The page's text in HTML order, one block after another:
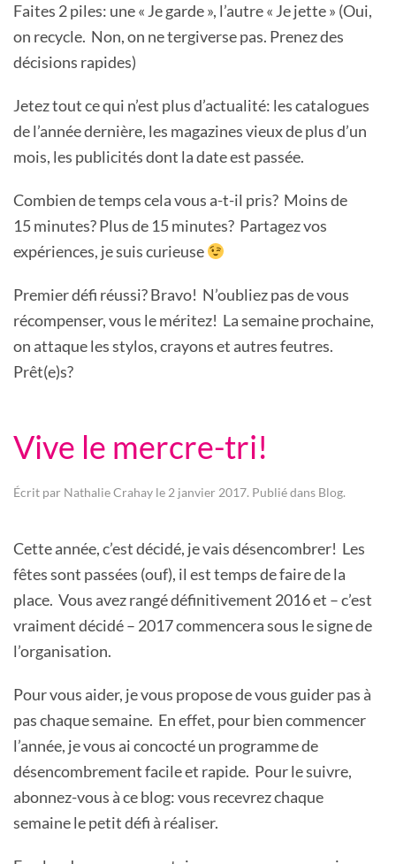
Faites 2 piles: une « Je garde », l’autre « Je jette » (Oui,
on recycle. Non, on ne tergiverse pas. Prenez des
décisions rapides)
Jetez tout ce qui n’est plus d’actualité: les catalogues
de l’année dernière, les magazines vieux de plus d’un
mois, les publicités dont la date est passée.
Combien de temps cela vous a-t-il pris? Moins de
15 minutes? Plus de 15 minutes? Partagez vos
expériences, je suis curieuse
Premier défi réussi? Bravo! N’oubliez pas de vous
récompenser, vous le méritez! La semaine prochaine,
on attaque les stylos, crayons et autres feutres.
Prêt(e)s?
Vive le mercre-tri!
Écrit par Nathalie Crahay le 2 janvier 2017. Publié dans Blog.
Cette année, c’est décidé, je vais désencombrer! Les
fêtes sont passées (ouf), il est temps de faire de la
place. Vous avez rangé définitivement 2016 et – c’est
vraiment décidé – 2017 commencera sous le signe de
l’organisation.
Pour vous aider, je vous propose de vous guider pas à
pas chaque semaine. En effet, pour bien commencer
l’année, je vous ai concocté un programme de
désencombrement facile et rapide. Pour le suivre,
abonnez-vous à ce blog: vous recevrez chaque
semaine le petit défi à réaliser.